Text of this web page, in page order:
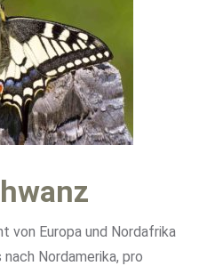
von Europa und Nordafrika
Nordamerika, pro